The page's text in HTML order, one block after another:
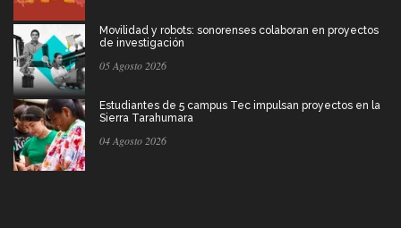
Movilidad y robots: sonorenses colaboran en proyectos
de investigación
05 Agosto 2026
Estudiantes de 5 campus Tec impulsan proyectos en la
Sierra Tarahumara
04 Agosto 2026